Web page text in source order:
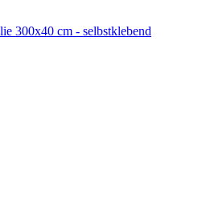
300x40 cm - selbstklebend